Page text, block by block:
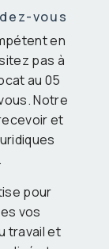
vous
en
pas à
au 05
Notre
et
pour
vos
travail et